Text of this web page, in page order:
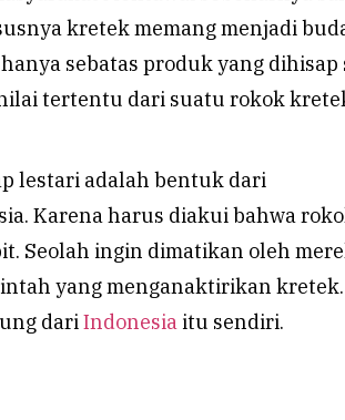
kretek memang menjadi
sebatas produk yang dihisap
tertentu dari suatu rokok
lestari adalah bentuk dari
Karena harus diakui bahwa
Seolah ingin dimatikan oleh
yang menganaktirikan kretek.
dariIndonesiaitu sendiri.